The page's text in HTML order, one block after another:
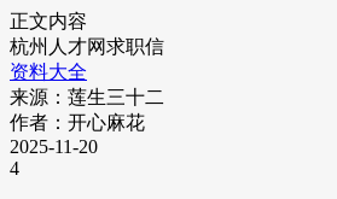
正文内容
杭州人才网求职信
资料大全
来源：莲生三十二
作者：开心麻花
2025-11-20
4